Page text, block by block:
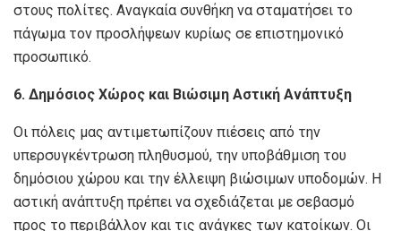
στους πολίτες. Αναγκαία συνθήκη να σταματήσει το
πάγωμα τον προσλήψεων κυρίως σε επιστημονικό
προσωπικό.
6. Δημόσιος Χώρος και Βιώσιμη Αστική Ανάπτυξη
Οι πόλεις μας αντιμετωπίζουν πιέσεις από την
υπερσυγκέντρωση πληθυσμού, την υποβάθμιση του
δημόσιου χώρου και την έλλειψη βιώσιμων υποδομών. Η
αστική ανάπτυξη πρέπει να σχεδιάζεται με σεβασμό
προς το περιβάλλον και τις ανάγκες των κατοίκων. Οι